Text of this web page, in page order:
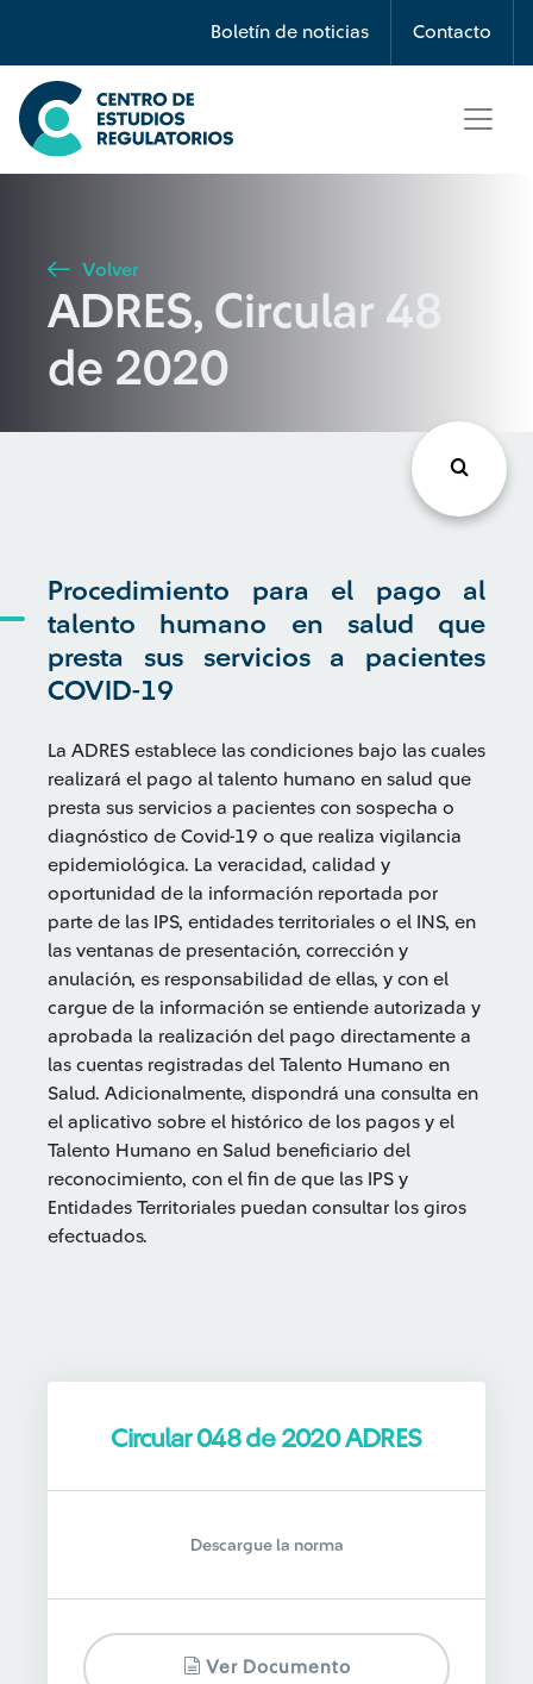
Boletín de noticias Contacto
Búsqueda
Seleccione país
Buscar
Volver
ADRES, Circular 48
de 2020
Procedimiento para el pago al
talento humano en salud que
presta sus servicios a pacientes
COVID-19
La ADRES establece las condiciones bajo las cuales
realizará el pago al talento humano en salud que
presta sus servicios a pacientes con sospecha o
diagnóstico de Covid-19 o que realiza vigilancia
epidemiológica. La veracidad, calidad y
oportunidad de la información reportada por
parte de las IPS, entidades territoriales o el INS, en
las ventanas de presentación, corrección y
anulación, es responsabilidad de ellas, y con el
cargue de la información se entiende autorizada y
aprobada la realización del pago directamente a
las cuentas registradas del Talento Humano en
Salud. Adicionalmente, dispondrá una consulta en
el aplicativo sobre el histórico de los pagos y el
Talento Humano en Salud beneficiario del
reconocimiento, con el fin de que las IPS y
Entidades Territoriales puedan consultar los giros
efectuados.
Circular 048 de 2020 ADRES
Descargue la norma
Ver Documento